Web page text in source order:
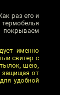
раз его и
именно
свитер с
шею,
защищая от
удобной